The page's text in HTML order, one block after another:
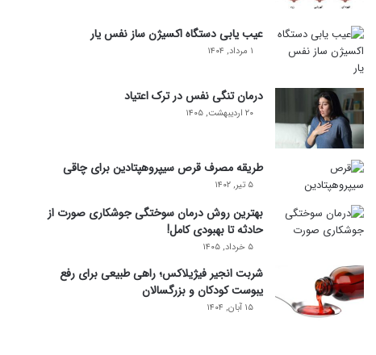
عیب یابی دستگاه اکسیژن ساز نفس یار
۱ مرداد, ۱۴۰۴
درمان تنگی نفس در ترک اعتیاد
۲۰ اردیبهشت, ۱۴۰۵
طریقه مصرف قرص سیپروهپتادین برای چاقی
۵ تیر, ۱۴۰۲
بهترین روش درمان سوختگی جوشکاری صورت از
حادثه تا بهبودی کامل!
۵ خرداد, ۱۴۰۵
شربت انجیر فیژیلاکس؛ راهی طبیعی برای رفع
یبوست کودکان و بزرگسالان
۱۵ آبان, ۱۴۰۴